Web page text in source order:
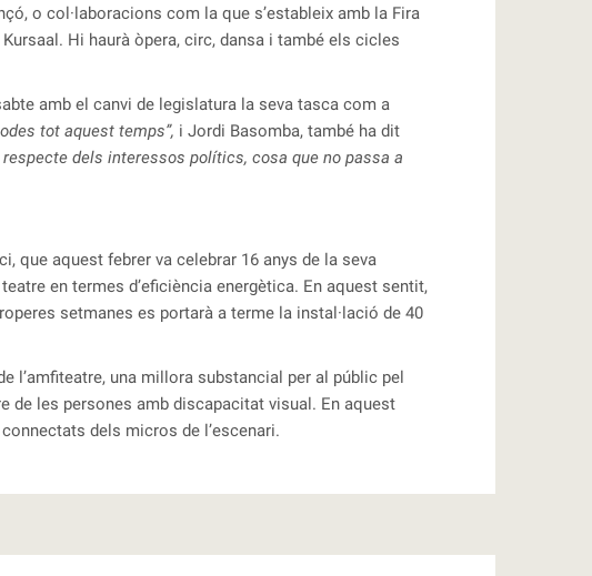
o col·laboracions com la que s’estableix amb la Fira
Kursaal. Hi haurà òpera, circ, dansa i també els cicles
amb el canvi de legislatura la seva tasca com a
tot aquest temps”, i Jordi Basomba, també ha dit
dels interessos polítics, cosa que no passa a
que aquest febrer va celebrar 16 anys de la seva
en termes d’eficiència energètica. En aquest sentit,
setmanes es portarà a terme la instal·lació de 40
l’amfiteatre, una millora substancial per al públic pel
de les persones amb discapacitat visual. En aquest
dels micros de l’escenari.